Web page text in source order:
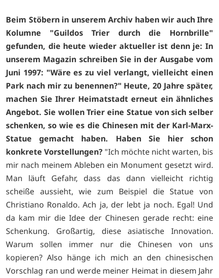
Beim Stöbern in unserem Archiv haben wir auch Ihre
Kolumne "Guildos Trier durch die Hornbrille"
gefunden, die heute wieder aktueller ist denn je: In
unserem Magazin schreiben Sie in der Ausgabe vom
Juni 1997: "Wäre es zu viel verlangt, vielleicht einen
Park nach mir zu benennen?" Heute, 20 Jahre später,
machen Sie Ihrer Heimatstadt erneut ein ähnliches
Angebot. Sie wollen Trier eine Statue von sich selber
schenken, so wie es die Chinesen mit der Karl-Marx-
Statue gemacht haben. Haben Sie hier schon
konkrete Vorstellungen? "Ich möchte nicht warten, bis
mir nach meinem Ableben ein Monument gesetzt wird.
Man läuft Gefahr, dass das dann vielleicht richtig
scheiße aussieht, wie zum Beispiel die Statue von
Christiano Ronaldo. Ach ja, der lebt ja noch. Egal! Und
da kam mir die Idee der Chinesen gerade recht: eine
Schenkung. Großartig, diese asiatische Innovation.
Warum sollen immer nur die Chinesen von uns
kopieren? Also hänge ich mich an den chinesischen
Vorschlag ran und werde meiner Heimat in diesem Jahr